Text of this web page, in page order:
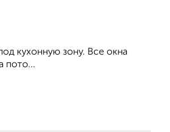
кухонную зону. Все окна
пото...